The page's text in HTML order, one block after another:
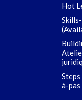
Hot
à-pas